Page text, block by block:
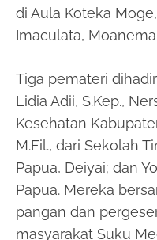
di Aula Koteka
Imaculata,
Tiga pemateri
Lidia Adii, S.Kep.,
Kesehatan
M.Fil., dari Sekolah
Papua, Deiyai; dan
Papua. Mereka
pangan dan
masyarakat Suku